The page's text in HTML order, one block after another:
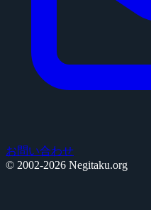
お問い合わせ
© 2002-2026 Negitaku.org